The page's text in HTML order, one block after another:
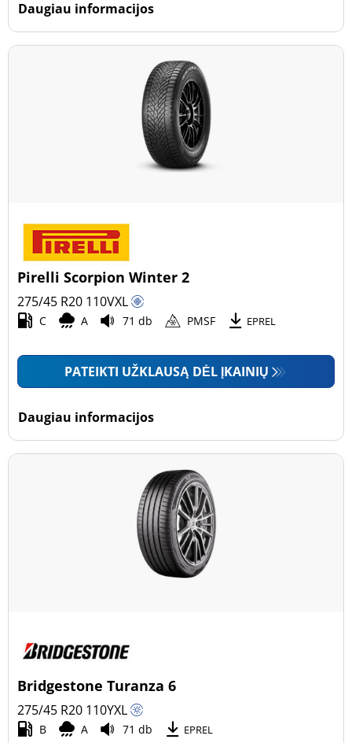
Daugiau informacijos
Pirelli Scorpion Winter 2
275/45 R20 110VXL
C A 71 db PMSF EPREL
PATEIKTI UŽKLAUSĄ DĖL ĮKAINIŲ
Daugiau informacijos
Bridgestone Turanza 6
275/45 R20 110YXL
B A 71 db EPREL